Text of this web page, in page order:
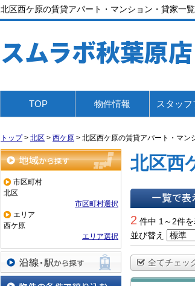
北区西ケ原の賃貸アパート・マンション・貸家一
スムラボ秋葉原店
TOP 物件情報 スタッ
トップ> 北区 > 西ケ原 > 北区西ケ原の賃貸アパート・マン
地域から探す
市区町村
北区
市区町村選択
エリア
西ケ原
エリア選択
沿線・駅から探す
北区西
2 件中 1～2件
並び替え
全てチェッ